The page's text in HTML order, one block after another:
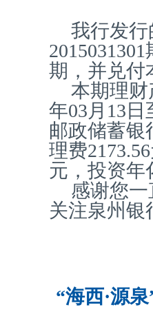
我行发行
期，并兑付
本期理财
年03月13
邮政储蓄银
理费
元，投资年
感谢您
关注泉州银
“海西·源